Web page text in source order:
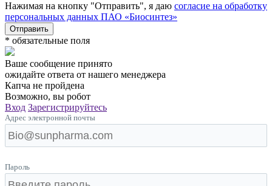
Нажимая на кнопку "Отправить", я даю согласие на обработку
персональных данных ПАО «Биосинтез»
Отправить
* обязательные поля
Ваше сообщение принято
ожидайте ответа от нашего менеджера
Капча не пройдена
Возможно, вы робот
Вход Зарегистрируйтесь
Адрес электронной почты
Пароль